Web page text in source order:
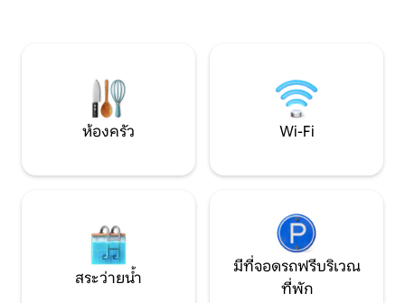
เลขที่ REK-2026-035830
ห้องครัว Wi-Fi
สระว่ายน้ำ
มีที่จอดรถฟรีบริเวณ
ที่พัก